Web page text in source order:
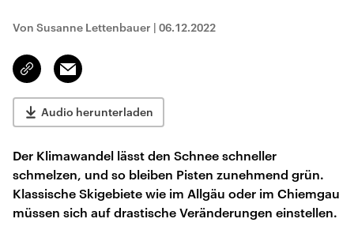
Von Susanne Lettenbauer | 06.12.2022
Link
kopieren/teilen
Email
Audio herunterladen
Der Klimawandel lässt den Schnee schneller
schmelzen, und so bleiben Pisten zunehmend grün.
Klassische Skigebiete wie im Allgäu oder im Chiemgau
müssen sich auf drastische Veränderungen einstellen.